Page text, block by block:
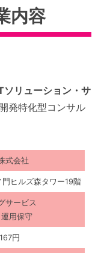
内容
ソリューション・サ
発特化型コンサル
式会社
ヒルズ森タワー19階
サービス
用保守
円